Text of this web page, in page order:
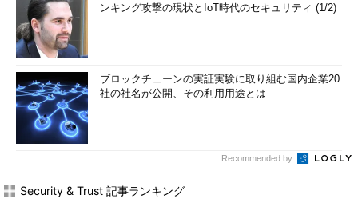
ンキング攻撃の現状とIoT時代のセキュリティ (1/2)
ブロックチェーンの実証実験に取り組む国内企業20
社の社名が公開、その利用用途とは
Recommended by
Security & Trust 記事ランキング